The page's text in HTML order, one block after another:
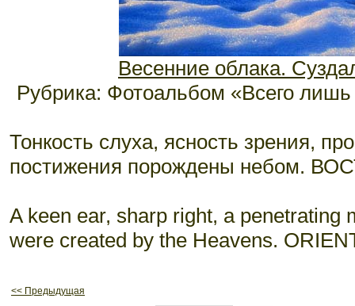
Весенние облака.
Рубрика: Фотоальбом «Всего
Тонкость слуха, ясность зрения,
постижения порождены небом.
A keen ear, sharp right, a penetrating
were created by the Heavens.
<< Предыдущая